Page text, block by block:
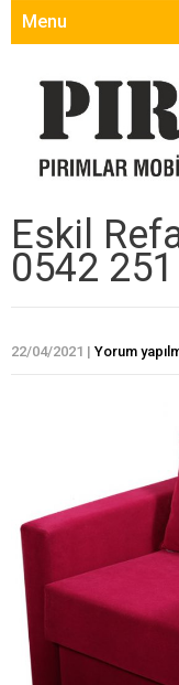
Menu
Eskil
0542
22/04/2021 | Yorum